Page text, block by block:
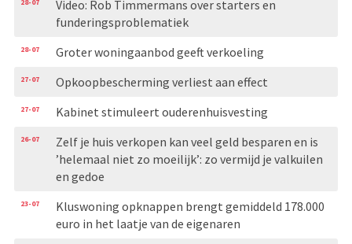
Video: Rob Timmermans over starters en
funderingsproblematiek
28-07 Groter woningaanbod geeft verkoeling
27-07 Opkoopbescherming verliest aan effect
27-07 Kabinet stimuleert ouderenhuisvesting
26-07
Zelf je huis verkopen kan veel geld besparen en is
’helemaal niet zo moeilijk’: zo vermijd je valkuilen
en gedoe
23-07
Kluswoning opknappen brengt gemiddeld 178.000
euro in het laatje van de eigenaren